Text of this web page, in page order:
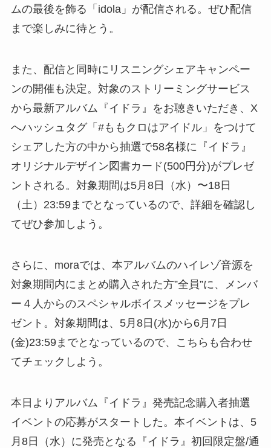
ムの最後を飾る「idola」が配信される。ぜひ配信
まで楽しみに待とう。
また、配信と同時にリスニングシェアキャンペー
ンの開催も決定。対象のストリーミングサービス
から最新アルバム『イドラ』をお聴きいただき、X
へハッシュタグ「#ももクロはアイドル」をつけて
シェアした方の中から抽選で58名様に『イドラ』
オリジナルデザイン図書カード(500円分)がプレゼ
ントされる。対象期間は5月8日（水）〜18日
（土）23:59までとなっているので、詳細を確認し
てぜひ参加しよう。
さらに、moraでは、本アルバムのハイレゾ音源を
対象期間内にまとめ購入された方”全員”に、メンバ
ー４人からのスペシャルボイスメッセージをプレ
ゼント。対象期間は、5月8日(水)から6月7日
(金)23:59までとなっているので、こちらも合わせ
てチェックしよう。
本日よりアルバム『イドラ』発売記念購入者抽選
イベントの応募がスタートした。本イベントは、5
月8日（水）に発売となる『イドラ』初回限定盤/通